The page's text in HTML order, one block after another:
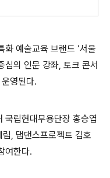
화 예술교육 브랜드 ‘서울
심의 인문 강좌, 토크 콘서
영된다.
국립현대무용단장 홍승엽
림, 댑댄스프로젝트 김호
여한다.